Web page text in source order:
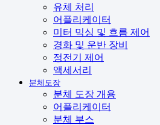
유체 처리
어플리케이터
미터 믹싱 및 흐름 제어
경화 및 운반 장비
정전기 제어
액세서리
분체도장
분체 도장 개용
어플리케이터
분체 부스